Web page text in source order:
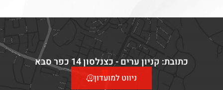
כתובת: קניון ערים - כצנלסון 14 כפר סבא
ניווט למועדון